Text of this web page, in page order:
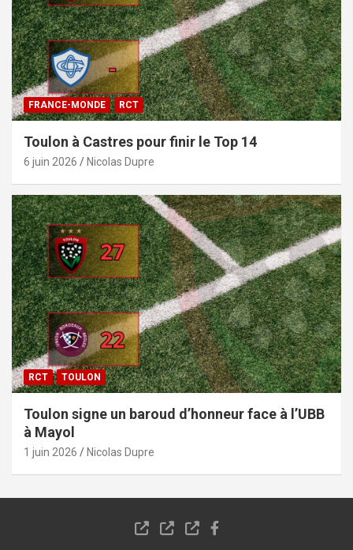
FRANCE-MONDE RCT
Toulon à Castres pour finir le Top 14
6 juin 2026 Nicolas Dupre
RCT TOULON
Toulon signe un baroud d’honneur face à l’UBB
à Mayol
1 juin 2026 Nicolas Dupre